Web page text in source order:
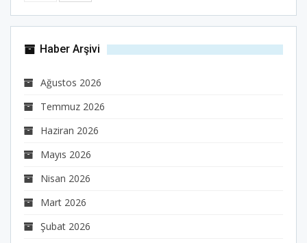
Haber Arşivi
Ağustos 2026
Temmuz 2026
Haziran 2026
Mayıs 2026
Nisan 2026
Mart 2026
Şubat 2026